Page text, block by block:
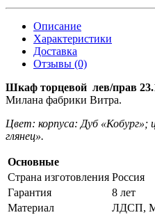
Описание
Характеристики
Доставка
Отзывы (0)
Шкаф торцевой лев/прав
Милана фабрики Витра.
Цвет: корпуса: Дуб «Кобург»;
глянец».
Основные
Страна изготовления Россия
Гарантия
8 лет
Материал
ЛДСП,